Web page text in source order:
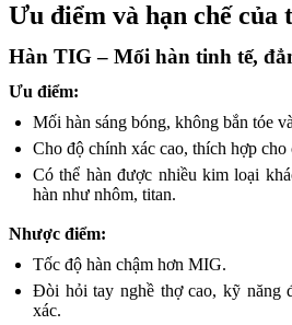
Ưu điểm và hạn chế của
Hàn TIG – Mối hàn tinh tế,
Ưu điểm:
Mối hàn sáng bóng, không bắn tóe
Cho độ chính xác cao, thích hợp cho
Có thể hàn được nhiều kim loại
hàn như nhôm, titan.
Nhược điểm:
Tốc độ hàn chậm hơn MIG.
Đòi hỏi tay nghề thợ cao, kỹ năng
xác.